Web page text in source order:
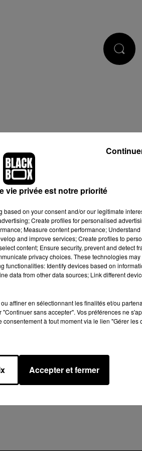
retour à Mérignac, un tournoi
vie privée est notre priorité
based on your consent and/or our legitimate
Create profiles for personalised
Measure content performance;
and improve services; Create profiles to
content; Ensure security, prevent and detect
privacy choices. These technologies
functionalities: Identify devices based on
data from other data sources; Link different
affiner en sélectionnant les finalités et/ou
sans accepter". Vos préférences ne
à tout moment via le lien "Gérer les
Accepter et fermer